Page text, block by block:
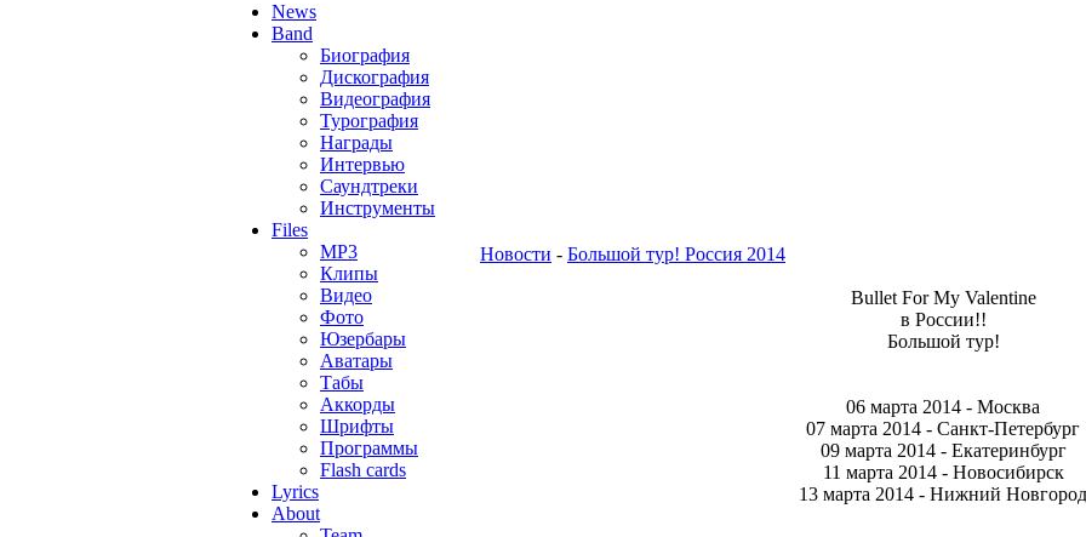
News
Band
Биография
Дискография
Видеография
Турография
Награды
Интервью
Саундтреки
Инструменты
Files
MP3
Клипы
Видео
Фото
Юзербары
Аватары
Табы
Аккорды
Шрифты
Программы
Flash cards
Lyrics
About
Новости - Большой тур! Россия 2014
Bullet For My Valentine
в России!!
Большой тур!
06 марта 2014 - Москва
07 марта 2014 - Санкт-Петербург
09 марта 2014 - Екатеринбург
11 марта 2014 - Новосибирск
13 марта 2014 - Нижний Новгород